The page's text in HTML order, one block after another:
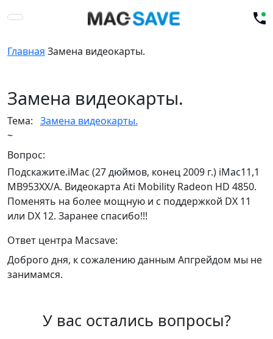
Главная Замена видеокарты.
Замена видеокарты.
Тема: Замена видеокарты.
~
Вопрос:
Подскажите.iMac (27 дюймов, конец 2009 г.) iMac11,1
MB953XX/A. Видеокарта Ati Mobility Radeon HD 4850.
Поменять на более мощную и с поддержкой DX 11
или DX 12. Заранее спасибо!!!
Ответ центра Macsave:
Доброго дня, к сожалению данным Апгрейдом мы не
занимамся.
У вас остались вопросы?